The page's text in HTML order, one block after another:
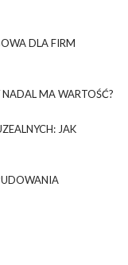
DLA FIRM
NADAL MA WARTOŚĆ?
JAK